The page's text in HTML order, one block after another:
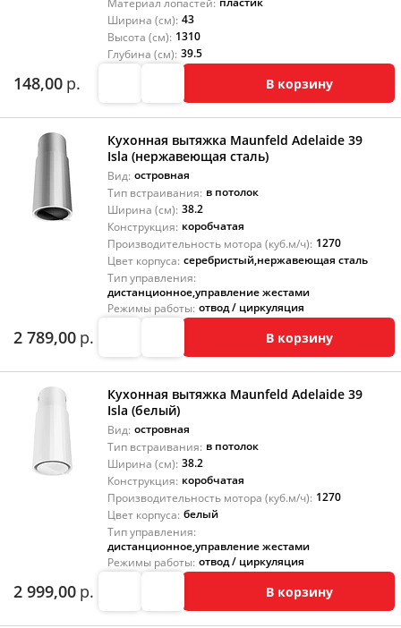
Материал лопастей:
Ширина (см): 43
Высота (см): 1310
Глубина (см): 39.5
148,00 р. В корзину
Кухонная вытяжка Maunfeld Adelaide 39
Isla (нержавеющая сталь)
Вид: островная
Тип встраивания: в потолок
Ширина (см): 38.2
Конструкция: коробчатая
Производительность мотора (куб.м/ч): 1270
Цвет корпуса: серебристый,нержавеющая сталь
Тип управления:
дистанционное,управление жестами
Режимы работы: отвод / циркуляция
2 789,00 р. В корзину
Кухонная вытяжка Maunfeld Adelaide 39
Isla (белый)
Вид: островная
Тип встраивания: в потолок
Ширина (см): 38.2
Конструкция: коробчатая
Производительность мотора (куб.м/ч): 1270
Цвет корпуса: белый
Тип управления:
дистанционное,управление жестами
Режимы работы: отвод / циркуляция
2 999,00 р. В корзину